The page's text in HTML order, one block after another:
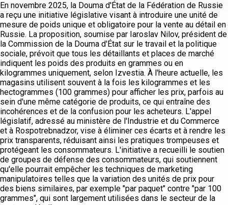
En novembre 2025, la Douma d'État de la Fédération de Russie
a reçu une initiative législative visant à introduire une unité de
mesure de poids unique et obligatoire pour la vente au détail en
Russie. La proposition, soumise par Iaroslav Nilov, président de
la Commission de la Douma d'État sur le travail et la politique
sociale, prévoit que tous les détaillants et places de marché
indiquent les poids des produits en grammes ou en
kilogrammes uniquement, selon Izvestia. À l'heure actuelle, les
magasins utilisent souvent à la fois les kilogrammes et les
hectogrammes (100 grammes) pour afficher les prix, parfois au
sein d'une même catégorie de produits, ce qui entraîne des
incohérences et de la confusion pour les acheteurs. L'appel
législatif, adressé au ministère de l'Industrie et du Commerce
et à Rospotrebnadzor, vise à éliminer ces écarts et à rendre les
prix transparents, réduisant ainsi les pratiques trompeuses et
protégeant les consommateurs. L'initiative a recueilli le soutien
de groupes de défense des consommateurs, qui soutiennent
qu'elle pourrait empêcher les techniques de marketing
manipulatoires telles que la variation des unités de prix pour
des biens similaires, par exemple "par paquet" contre "par 100
grammes", qui sont largement utilisées dans le secteur de la